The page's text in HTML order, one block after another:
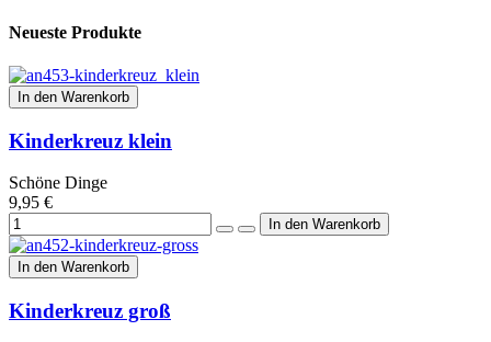
Neueste Produkte
In den Warenkorb
Kinderkreuz klein
Schöne Dinge
9,95 €
In den Warenkorb
Kinderkreuz groß